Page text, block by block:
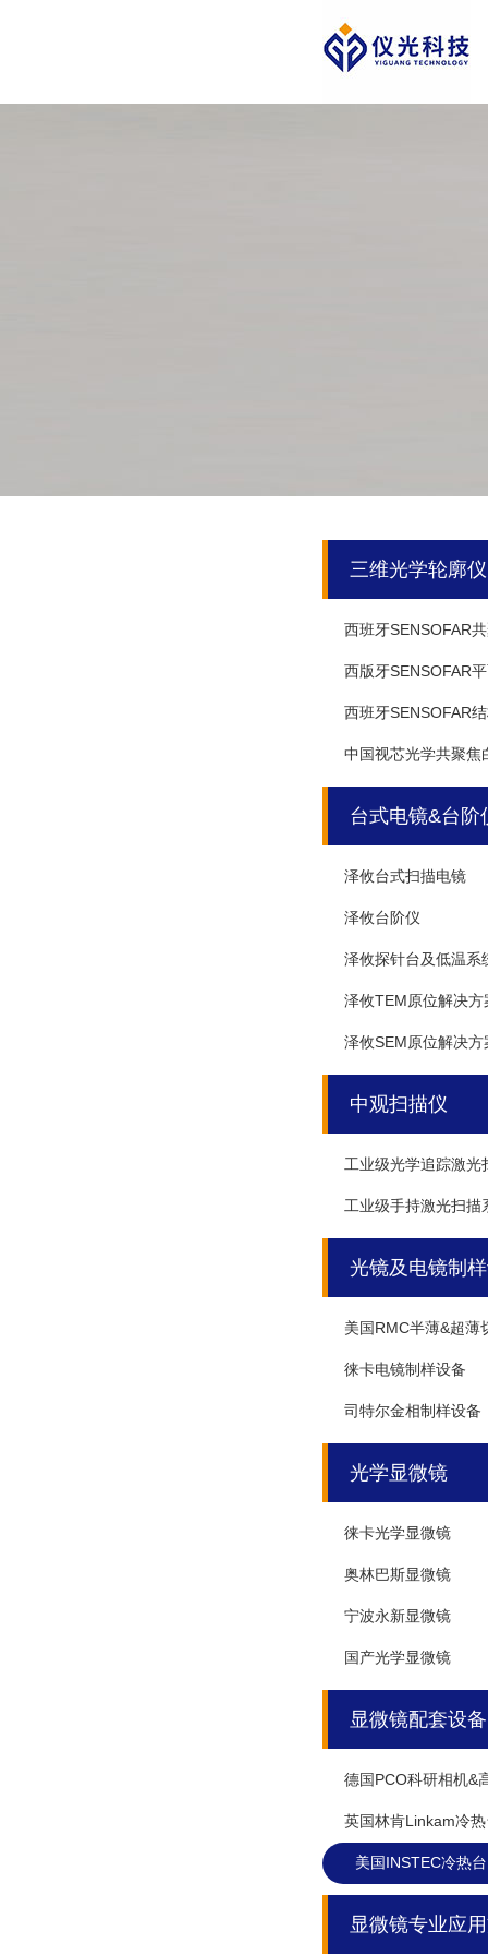
三维光学轮廓仪
西班牙SENSOFAR
西版牙SENSOFAR
西班牙SENSOFAR
中国视芯光学共聚焦
台式电镜&台阶
泽攸台式扫描电镜
泽攸台阶仪
泽攸探针台及低温系
泽攸TEM原位解决方
泽攸SEM原位解决方
中观扫描仪
工业级光学追踪激光
工业级手持激光扫描
光镜及电镜制
美国RMC半薄&超薄
徕卡电镜制样设备
司特尔金相制样设备
光学显微镜
徕卡光学显微镜
奥林巴斯显微镜
宁波永新显微镜
国产光学显微镜
显微镜配套设备
德国PCO科研相机&
英国林肯Linkam冷
美国INSTEC冷热台
显微镜专业应